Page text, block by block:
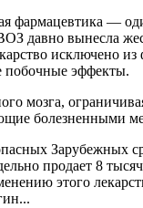
фармацевтика —
давно вынесла
исключено из
побочные эффекты.
мозга,
болезненными
Зарубежных
продает 8
этого